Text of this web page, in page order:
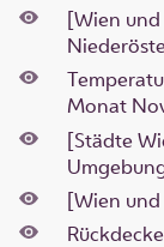
[Wien und
Monat
[Städte
[Wien